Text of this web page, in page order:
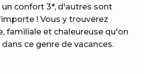
confort 3*, d'autres sont
! Vous y trouverez
familiale et chaleureuse qu'on
ce genre de vacances.